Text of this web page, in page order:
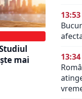
mai
13:53
13:34